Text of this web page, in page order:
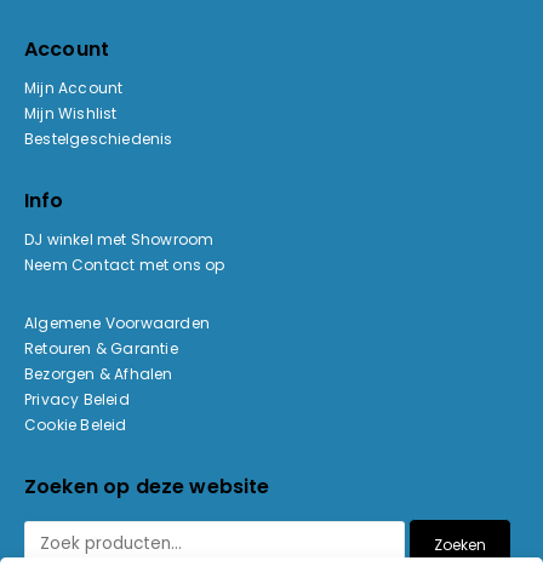
Account
Mijn Account
Mijn Wishlist
Bestelgeschiedenis
Info
DJ winkel met Showroom
Neem Contact met ons op
Algemene Voorwaarden
Retouren & Garantie
Bezorgen & Afhalen
Privacy Beleid
Cookie Beleid
Zoeken op deze website
Zoeken